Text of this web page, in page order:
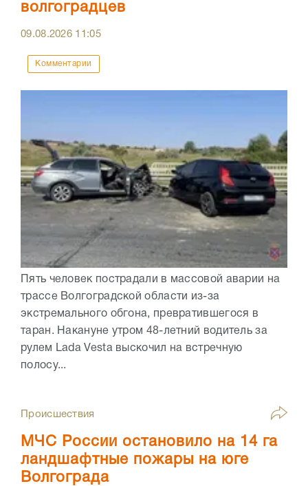
волгоградцев
09.08.2026 11:05
Комментарии
Пять человек пострадали в массовой аварии на
трассе Волгоградской области из-за
экстремального обгона, превратившегося в
таран. Накануне утром 48-летний водитель за
рулем Lada Vesta выскочил на встречную
полосу...
Происшествия
МЧС России остановило на 14 га
ландшафтные пожары на юге
Волгограда